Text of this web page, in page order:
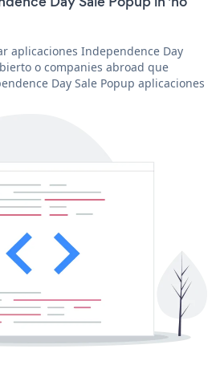
aplicaciones Independence Day
o companies abroad que
Day Sale Popup aplicaciones